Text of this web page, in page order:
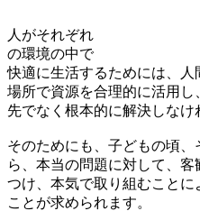
人がそれぞれ
の環境の中で
快適に生活するためには、
場所で資源を合理的に活用
先でなく根本的に解決しなけ
そのためにも、子どもの頃
ら、本当の問題に対して、
つけ、本気で取り組むこと
ことが求められます。